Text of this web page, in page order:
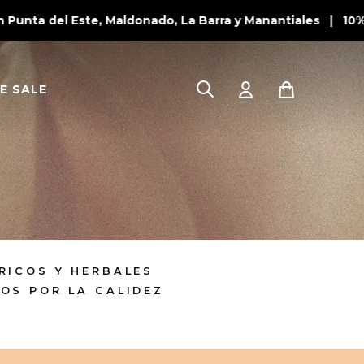
Este, Maldonado, La Barra y Manantiales |
SALE
Y HERBALES
POR LA CALIDEZ